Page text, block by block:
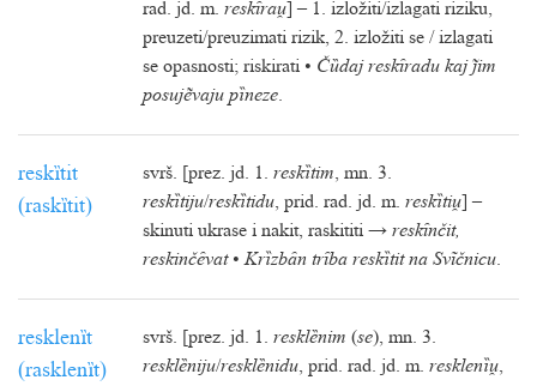
rad. jd. m. reskȋra ] – 1. izložiti/izlagati riziku,
preuzeti/preuzimati rizik, 2. izložiti se / izlagati
se opasnosti; riskirati • Čȕdaj reskȋradu kaj im
posujẽvaju pȉneze.
reskȉtit
(raskȉtit)
svrš. [prez. jd. 1. reskȉtim, mn. 3.
reskȉtiju/reskȉtidu, prid. rad. jd. m. reskȉti ] –
skinuti ukrase i nakit, raskititi → reskȋnčit,
reskinčȇvat•Krȉzbȃn trȋba reskȉtit na Svĩčnicu.
resklenȉt
(rasklenȉt)
svrš. [prez. jd. 1. resklȅnim (se), mn. 3.
resklȅniju/resklȅnidu, prid. rad. jd. m. resklenȉ,